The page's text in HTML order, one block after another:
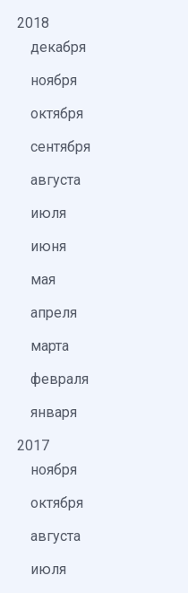
2018
декабря
ноября
октября
сентября
августа
июля
июня
мая
апреля
марта
февраля
января
2017
ноября
октября
августа
июля